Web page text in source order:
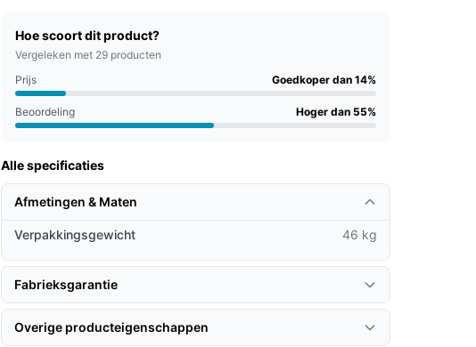
Hoe scoort dit product?
Vergeleken met 29 producten
Prijs
Goedkoper dan 14%
Beoordeling Hoger dan 55%
Alle specificaties
Afmetingen & Maten
Verpakkingsgewicht 46 kg
Fabrieksgarantie
Overige producteigenschappen